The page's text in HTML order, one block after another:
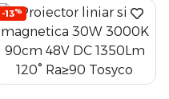
-13%